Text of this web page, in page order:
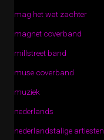
mag het wat zachter
magnet coverband
millstreet band
muse coverband
muziek
nederlands
nederlandstalige artiesten